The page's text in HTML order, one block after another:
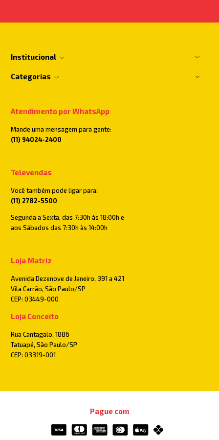
Institucional
Categorias
Atendimento por WhatsApp
Mande uma mensagem para gente:
(11) 94024-2400
Televendas
Você também pode ligar para:
(11) 2782-5500
Segunda a Sexta, das 7:30h às 18:00h e
aos Sábados das 7:30h às 14:00h
Loja Matriz
Avenida Dezenove de Janeiro, 391 a 421
Vila Carrão, São Paulo/SP
CEP: 03449-000
Loja Conceito
Rua Cantagalo, 1886
Tatuapé, São Paulo/SP
CEP: 03319-001
Pague com